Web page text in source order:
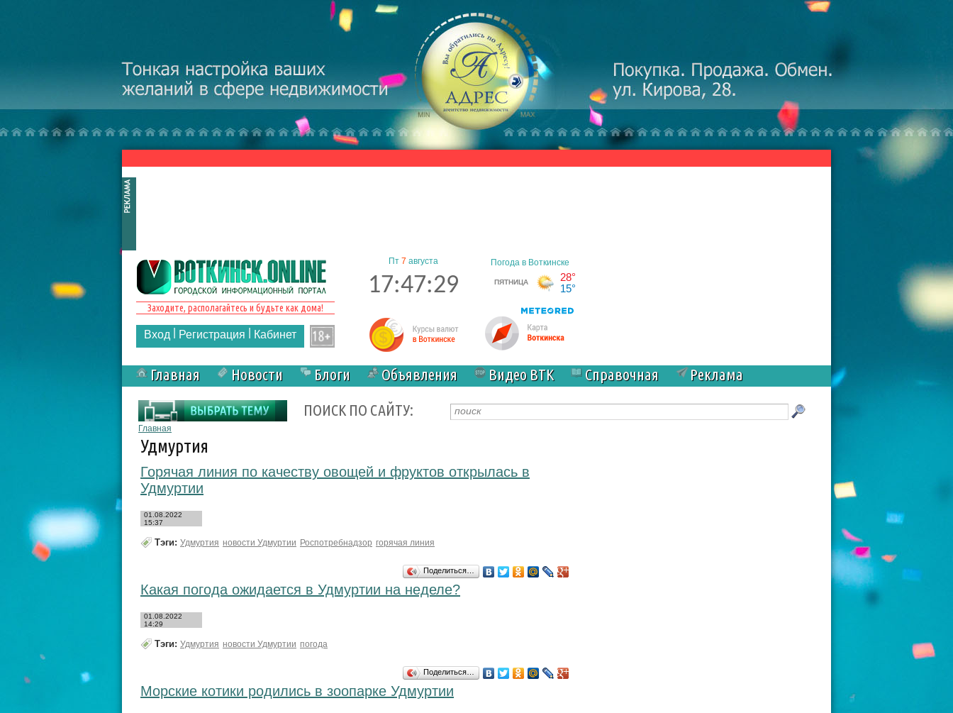
Заходите, располагайтесь и будьте как дома!
Вход Регистрация Кабинет
Пт 7 августа
17:47:30
Главная Новости Блоги Объявления Видео ВТК Справочная
Реклама
ПОИСК ПО САЙТУ:
Форма поиска
Вы здесь
Главная
Удмуртия
Горячая линия по качеству овощей и фруктов открылась в
Удмуртии
01.08.2022
15:37
Тэги: Удмуртия новости Удмуртии Роспотребнадзор горячая линия
Поделиться…
Какая погода ожидается в Удмуртии на неделе?
01.08.2022
14:29
Тэги: Удмуртия новости Удмуртии погода
Поделиться…
Морские котики родились в зоопарке Удмуртии